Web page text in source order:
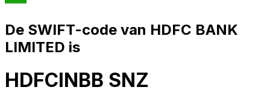
De SWIFT-code van HDFC BANK
LIMITED is
HDFCINBB SNZ